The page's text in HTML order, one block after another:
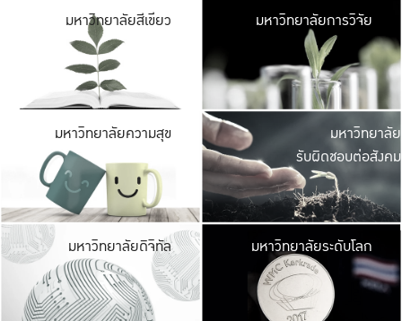
มหาวิทยาลัยสีเขียว มหาวิ
มีพื้นที่เขียวสดใส
เป็นป่าในเมือง เกษต
มหาวิทยาลัยการวิจัย
มหาวิทยาลัยความสุข มหาวิ
ค
เปิดประ
และพบเรื่องราวใ
มหาวิทยาลัย
รับผิดชอบต่อสังคม
มหาวิทยาลัยดิจิทัล มหาวิ
เปลี่ยนแปลง แล
เพื่อทำง
ระบบสารสนเทศ
มหาวิทยาลัยระดับโลก